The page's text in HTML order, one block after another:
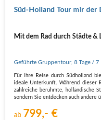
Süd-Holland Tour mir der
Mit dem Rad durch Städte &
Geführte Gruppentour,8 Tage / 7
Für Ihre Reise durch Südholland
ideale Unterkunft. Während dieser
zahlreiche berühmte, holländische
sondern Sie entdecken auch andere
ab 799,- €